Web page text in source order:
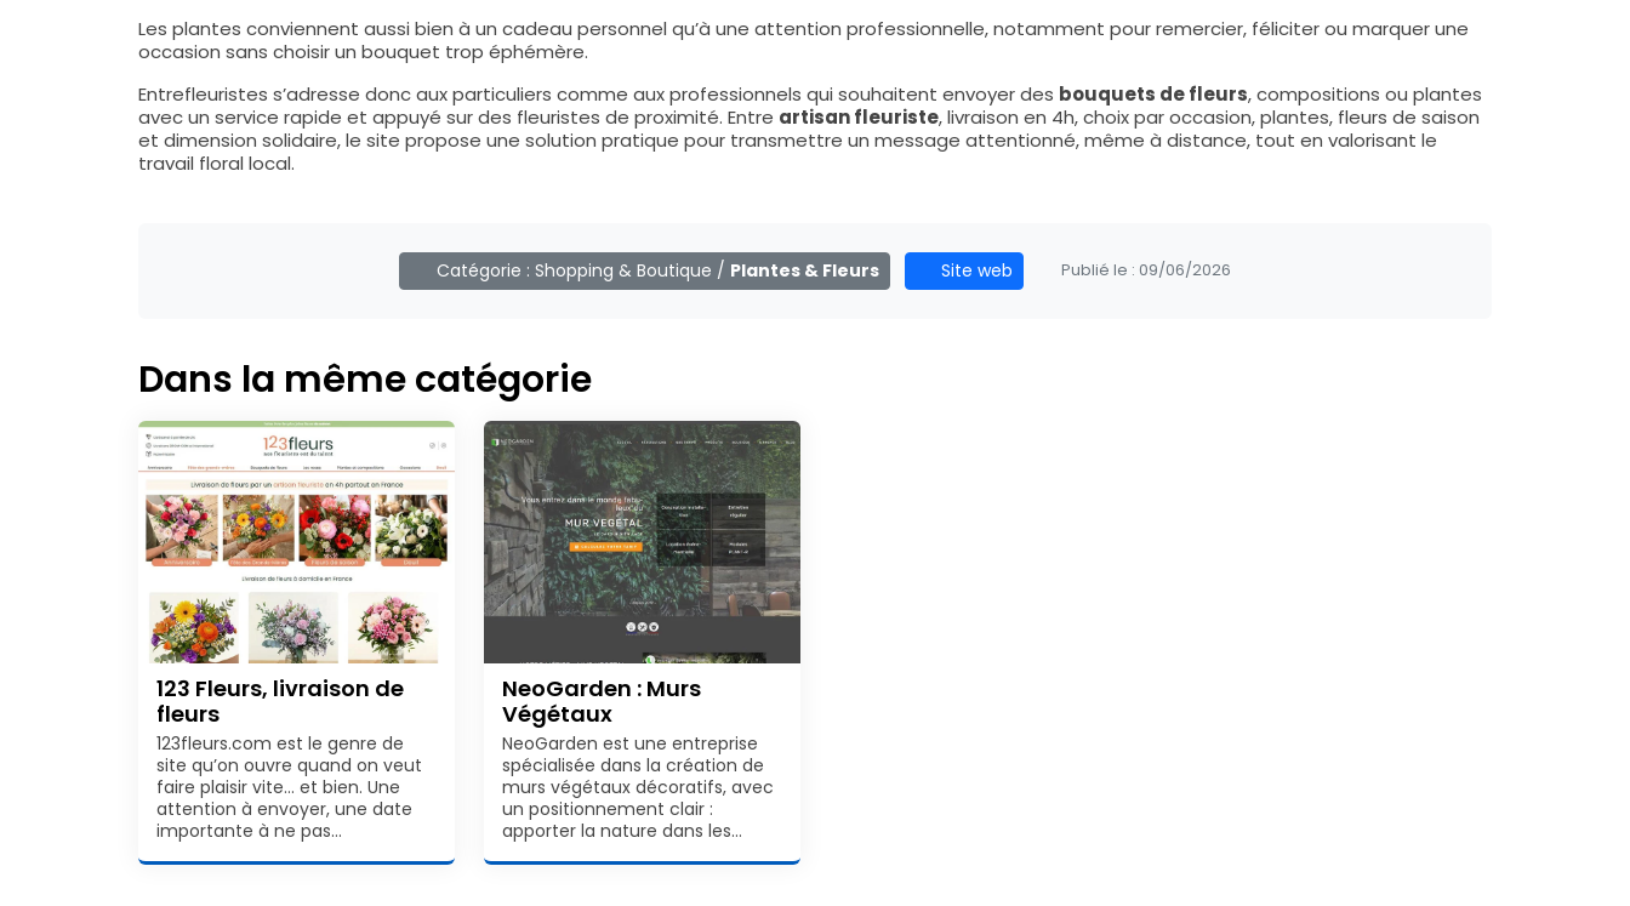
Les plantes conviennent aussi bien à un cadeau personnel qu’à une attention professionnelle, notamment pour remercier, féliciter ou marquer une
occasion sans choisir un bouquet trop éphémère.
Entrefleuristes s’adresse donc aux particuliers comme aux professionnels qui souhaitent envoyer des bouquets de fleurs, compositions ou plantes
avec un service rapide et appuyé sur des fleuristes de proximité. Entre artisan fleuriste, livraison en 4h, choix par occasion, plantes, fleurs de saison
et dimension solidaire, le site propose une solution pratique pour transmettre un message attentionné, même à distance, tout en valorisant le
travail floral local.
Catégorie : Shopping & Boutique / Plantes & Fleurs Site web Publié le : 09/06/2026
Dans la même catégorie
123 Fleurs, livraison de
fleurs
123fleurs.com est le genre de
site qu’on ouvre quand on veut
faire plaisir vite… et bien. Une
attention à envoyer, une date
importante à ne pas…
NeoGarden : Murs
Végétaux
NeoGarden est une entreprise
spécialisée dans la création de
murs végétaux décoratifs, avec
un positionnement clair :
apporter la nature dans les…